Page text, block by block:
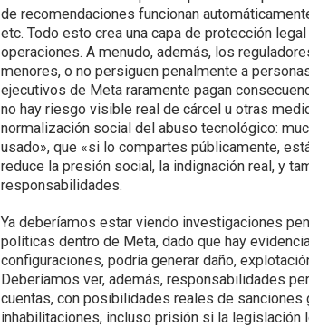
de recomendaciones funcionan
etc. Todo esto crea una capa de protección
operaciones. A menudo, además, los
menores, o no persiguen penalmente a
ejecutivos de Meta raramente pagan
no hay riesgo visible real de cárcel u otras
normalización social del abuso tecnológico:
usado», que «si lo compartes públicamente,
reduce la presión social, la indignación real, y
responsabilidades.
Ya deberíamos estar viendo investigaciones
políticas dentro de Meta, dado que hay
configuraciones, podría generar daño,
Deberíamos ver, además, responsabilidades
cuentas, con posibilidades reales de
inhabilitaciones, incluso prisión si la